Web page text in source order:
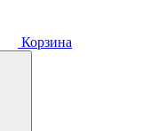
Корзина